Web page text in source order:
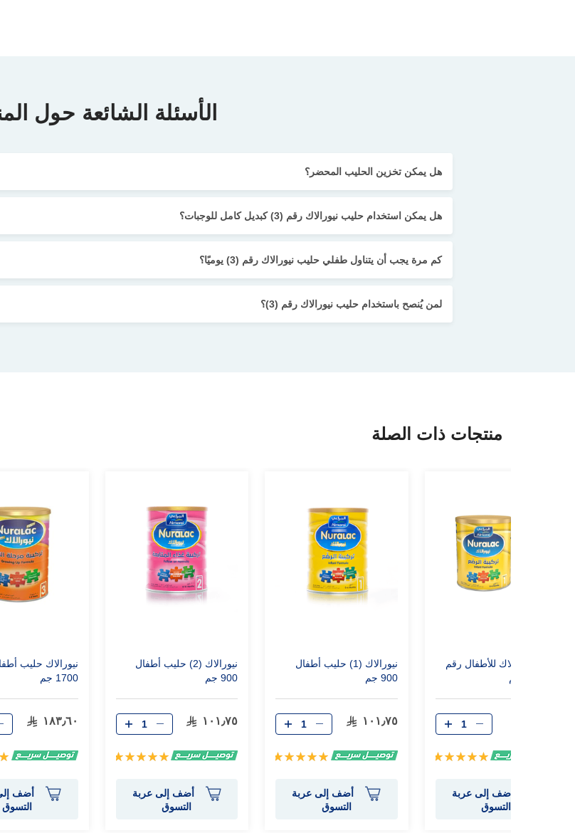
الأسئلة الشائعة حول
هل يمكن تخزين الحليب المحضر؟
هل يمكن استخدام حليب نيورالاك رقم (3) كبديل كامل للوجبات؟
كم مرة يجب أن يتناول طفلي حليب نيورالاك رقم (3) يوميًا؟
لمن يُنصح باستخدام حليب نيورالاك رقم (3)؟
منتجات ذات الصلة
حليب نيورالاك للأطفال رقم
تقييم:
أضف إلى عربة
التسوق
نيورالاك (1) حليب أطفال
900 جم
١٠١٫٧٥
تقييم:
أضف إلى عربة
التسوق
نيورالاك (2) حليب أطفال
900 جم
١٠١٫٧٥
تقييم:
أضف إلى عربة
التسوق
1700 جم
١٨٣٫٦٠
أضف
التسوق